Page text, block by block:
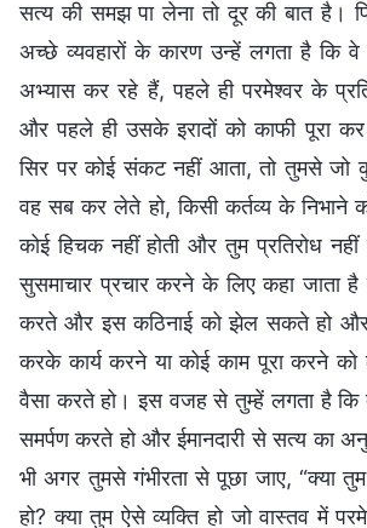
सत्य की समझ पा लेना तो दूर की बात है।
अच्छे व्यवहारों के कारण उन्हें लगता है कि
अभ्यास कर रहे हैं, पहले ही परमेश्वर के
और पहले ही उसके इरादों को काफी पूरा
सिर पर कोई संकट नहीं आता, तो तुमसे जो
वह सब कर लेते हो, किसी कर्तव्य के निभाने
कोई हिचक नहीं होती और तुम प्रतिरोध
सुसमाचार प्रचार करने के लिए कहा जाता है
करते और इस कठिनाई को झेल सकते हो
करके कार्य करने या कोई काम पूरा करने को
वैसा करते हो। इस वजह से तुम्हें लगता है कि
समर्पण करते हो और ईमानदारी से सत्य का
भी अगर तुमसे गंभीरता से पूछा जाए, “क्या तुम
हो? क्या तुम ऐसे व्यक्ति हो जो वास्तव में